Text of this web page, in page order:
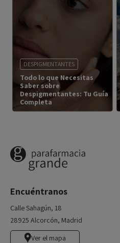
DESPIGMENTANTES
Todo lo que Necesitas
Saber sobre
Despigmentantes: Tu Guía
Completa
Encuéntranos
Calle Sahagún, 18
28925 Alcorcón, Madrid
Ver el mapa